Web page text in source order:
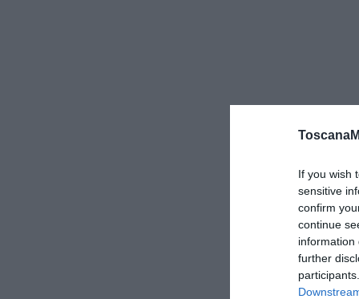
If you wish
sensitive
confirm
continue
information
further